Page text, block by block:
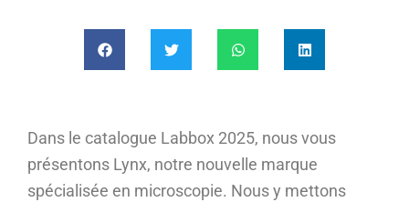
Dans le catalogue Labbox 2025, nousvous
présentons Lynx, notre nouvelle marque
spécialisée en microscopie. Nousy mettons